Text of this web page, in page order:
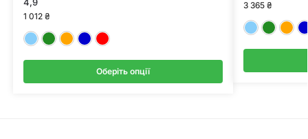
1 012 ₴
Блакитний
Оберіть опції
3 365 ₴